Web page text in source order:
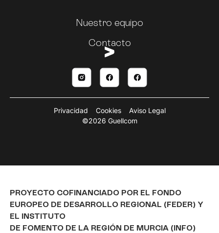
Nuestro equipo
Contacto
©2026 Guellcom
Privacidad Cookies Aviso Legal
PROYECTO COFINANCIADO POR EL FONDO
EUROPEO DE DESARROLLO REGIONAL (FEDER) Y
EL INSTITUTO
DE FOMENTO DE LA REGIÓN DE MURCIA (INFO)